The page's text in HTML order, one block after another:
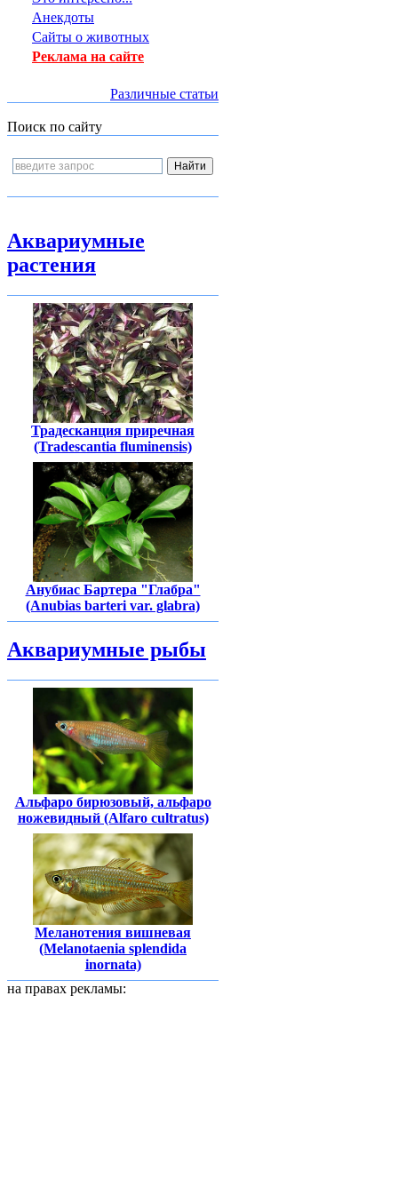
Анекдоты
Сайты о животных
Реклама на сайте
Различные статьи
Поиск по сайту
Аквариумные
растения
Традесканция приречная
(Tradescantia fluminensis)
Анубиас Бартера "Глабра"
(Anubias barteri var. glabra)
Аквариумные рыбы
Альфаро бирюзовый, альфаро
ножевидный (Alfaro cultratus)
Меланотения вишневая
(Melanotaenia splendida
inornata)
на правах рекламы: